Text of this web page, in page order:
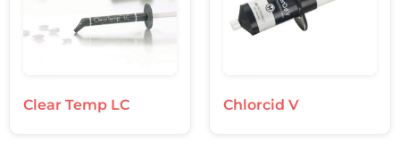
Clear Temp LC Chlorcid V